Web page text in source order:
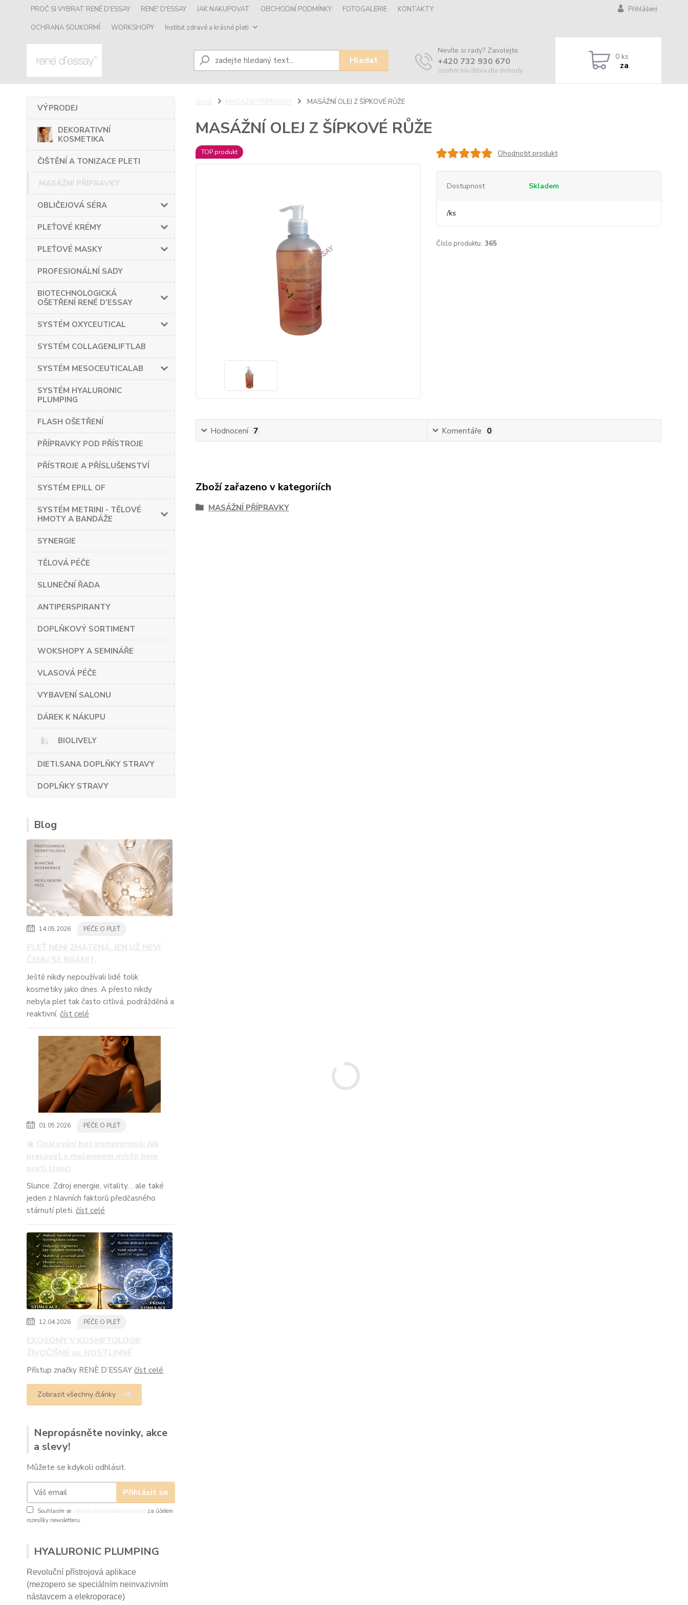
PROČ SI VYBRAT RENÉ D'ESSAY RENE' D'ESSAY JAK NAKUPOVAT OBCHODNÍ PODMÍNKY FOTOGALERIE
KONTAKTY
OCHRANA SOUKORMÍ
WORKSHOPY Institut zdravé a krásné pleti
Přihlášení
Hledat
Nevíte si rady? Zavolejte.
+420 732 930 670
osobní návštěva dle dohody
0 ks
za
VÝPRODEJ
DEKORATIVNÍ
KOSMETIKA
ČIŠTĚNÍ A TONIZACE PLETI
MASÁŽNÍ PŘÍPRAVKY
OBLIČEJOVÁ SÉRA
PLEŤOVÉ KRÉMY
PLEŤOVÉ MASKY
PROFESIONÁLNÍ SADY
BIOTECHNOLOGICKÁ
OŠETŘENÍ RENÉ D’ESSAY
SYSTÉM OXYCEUTICAL
SYSTÉM COLLAGENLIFTLAB
SYSTÉM MESOCEUTICALAB
SYSTÉM HYALURONIC
PLUMPING
FLASH OŠETŘENÍ
PŘÍPRAVKY POD PŘÍSTROJE
PŘÍSTROJE A PŘÍSLUŠENSTVÍ
SYSTÉM EPILL OF
SYSTÉM METRINI - TĚLOVÉ
HMOTY A BANDÁŽE
SYNERGIE
TĚLOVÁ PÉČE
SLUNEČNÍ ŘADA
ANTIPERSPIRANTY
DOPLŇKOVÝ SORTIMENT
WOKSHOPY A SEMINÁŘE
VLASOVÁ PÉČE
VYBAVENÍ SALONU
DÁREK K NÁKUPU
BIOLIVELY
DIETI.SANA DOPLŇKY STRAVY
DOPLŇKY STRAVY
Blog
14.05.2026 PÉČE O PLEŤ
PLEŤ NENÍ ZMATENÁ. JEN UŽ NEVÍ,
ČEMU SE BRÁNIT.
Ještě nikdy nepoužívali lidé tolik
kosmetiky jako dnes. A přesto nikdy
nebyla pleť tak často citlivá, podrážděná a
reaktivní. číst celé
01.05.2026 PÉČE O PLEŤ
☀️ Opalování bez kompromisů: Jak
pracovat s melaninem místo boje
proti slunci
Slunce. Zdroj energie, vitality… ale také
jeden z hlavních faktorů předčasného
stárnutí pleti. číst celé
12.04.2026 PÉČE O PLEŤ
EXOSOMY V KOSMETOLOGII:
ŽIVOČIŠNÉ vs. ROSTLINNÉ
Přístup značky RENÈ D’ESSAY číst celé
Zobrazit všechny články
Nepropásněte novinky, akce
a slevy!
Můžete se kdykoli odhlásit.
Přihlásit se
Souhlasím se zpracováním osobních údajů
za účelem
rozesílky newsletteru.
HYALURONIC PLUMPING
Revoluční přístrojová aplikace
(mezopero se speciálním neinvazivním
nástavcem a elekroporace)
Úvod MASÁŽNÍ PŘÍPRAVKY MASÁŽNÍ OLEJ Z ŠÍPKOVÉ RŮŽE
MASÁŽNÍ OLEJ Z ŠÍPKOVÉ RŮŽE
TOP produkt Ohodnotit produkt
Dostupnost Skladem
/ks
Číslo produktu: 365
Hodnocení 7 Komentáře 0
Zboží zařazeno v kategoriích
MASÁŽNÍ PŘÍPRAVKY